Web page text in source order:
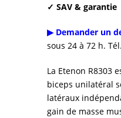
✓ SAV & garantie
▶ Demander un
sous 24 à 72 h. Tél.
La Etenon R8303
biceps unilatéral
latéraux
gain de masse